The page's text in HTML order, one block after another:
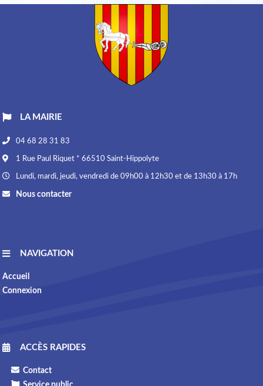
LA MAIRIE
04 68 28 31 83
1 Rue Paul Riquet * 66510 Saint-Hippolyte
Lundi, mardi, jeudi, vendredi de 09h00 à 12h30 et de 13h30 à 17h
Nous contacter
NAVIGATION
Accueil
Connexion
ACCÈS RAPIDES
Contact